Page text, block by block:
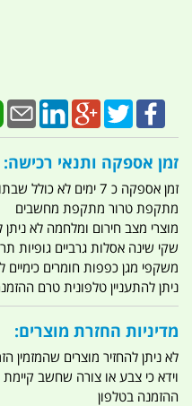
זמן אספקה ותנאי רכישה:
זמן אספקה כ 7 ימים
מתקפת טרור מתקפת מחשבים
מוצרי מצב חירום ומלחמה לא
שקי שינה אסלות גרביים גופיות
משקפי מגן כפפות חומרים
ניתן להתעניין טלפונית טרם ההזמנה
מדיניות החזרת מוצרים:
לא ניתן להחזיר מוצרים שהמזמין
וידא כי צבע או צורה שחשב
ההזמנה בטלפון